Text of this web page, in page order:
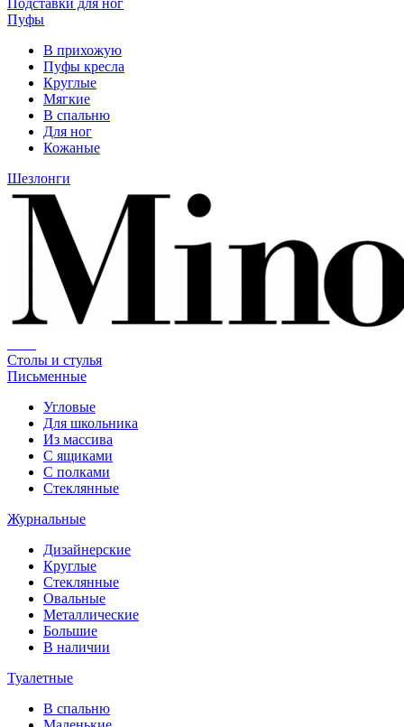
Подставки для ног
Пуфы
В прихожую
Пуфы кресла
Круглые
Мягкие
В спальню
Для ног
Кожаные
Шезлонги
Столы и стулья
Письменные
Угловые
Для школьника
Из массива
С ящиками
С полками
Стеклянные
Журнальные
Дизайнерские
Круглые
Стеклянные
Овальные
Металлические
Большие
В наличии
Туалетные
В спальню